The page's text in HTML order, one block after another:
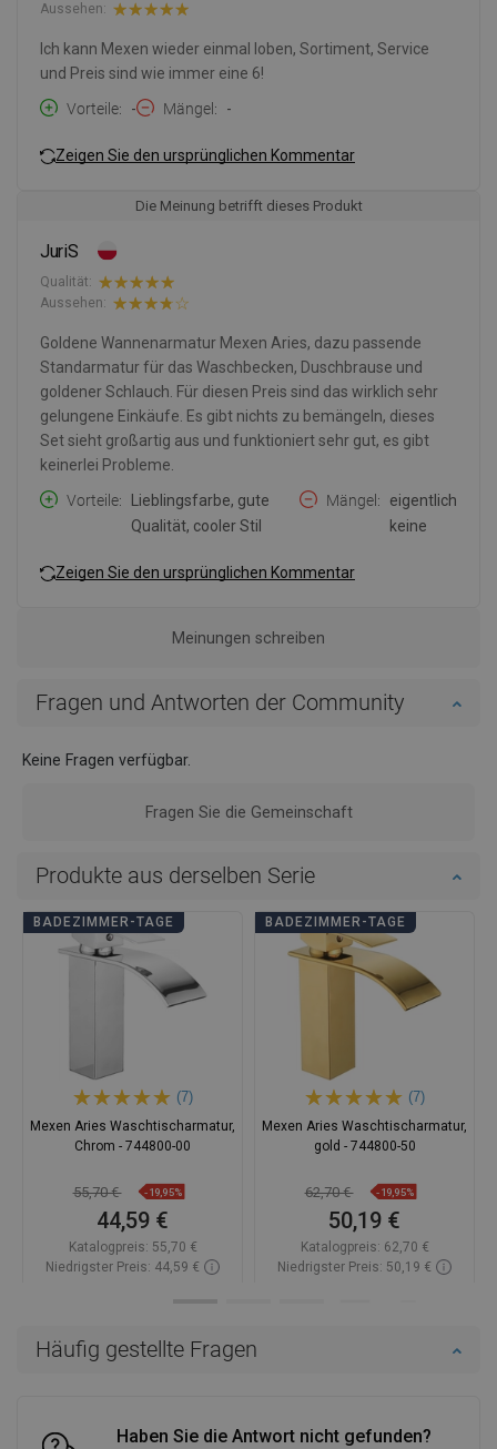
Häufig gestellte Fragen
Haben Sie die Antwort nicht gefunden?
Aussehen:
Ich kann Mexen wieder einmal loben, Sortiment, Service
und Preis sind wie immer eine 6!
Vorteile
- Mängel -
Zeigen Sie den ursprünglichen Kommentar
Die Meinung betrifft dieses Produkt
JuriS
Qualität:
Aussehen:
Goldene Wannenarmatur Mexen Aries, dazu passende
Standarmatur für das Waschbecken, Duschbrause und
goldener Schlauch. Für diesen Preis sind das wirklich sehr
gelungene Einkäufe. Es gibt nichts zu bemängeln, dieses
Set sieht großartig aus und funktioniert sehr gut, es gibt
keinerlei Probleme.
Vorteile
Lieblingsfarbe, gute
Qualität, cooler Stil
Mängel
eigentlich
keine
Zeigen Sie den ursprünglichen Kommentar
Meinungen schreiben
Fragen und Antworten der Community
Keine Fragen verfügbar.
Fragen Sie die Gemeinschaft
Produkte aus derselben Serie
BADEZIMMER-TAGE
(7)
Mexen Aries Waschtischarmatur,
Chrom - 744800-00
55,70 € -19,95%
44,59 €
Katalogpreis: 55,70 €
Niedrigster Preis: 44,59 €
BADEZIMMER-TAGE
(7)
Mexen Aries Waschtischarmatur,
gold - 744800-50
62,70 € -19,95%
50,19 €
Katalogpreis: 62,70 €
Niedrigster Preis: 50,19 €